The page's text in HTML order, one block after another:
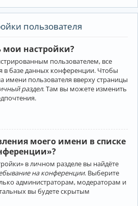
пользователя
настройки?
пользователем, все
в базе данных конференции. Чтобы
имени пользователя вверху страницы
раздел. Там вы можете изменить
моего имени в списке
в личном разделе вы найдёте
на конференции. Выберите
администраторам, модераторам и
вы будете скрытым